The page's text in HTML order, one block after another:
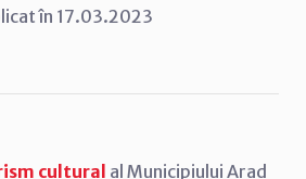
în 17.03.2023
cultural al Municipiului Arad